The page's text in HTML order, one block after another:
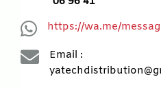
 https://wa.me/

Email :